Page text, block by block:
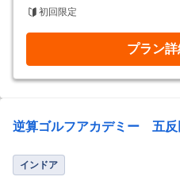
初回限定
プラン
逆算ゴルフアカデミー 五反
インドア